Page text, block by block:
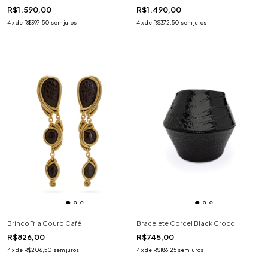
R$1.590,00
4 xde R$397,50 sem juros
R$1.490,00
4xde R$372,50 sem juros
Brinco Tria Couro Café
R$826,00
4 xde R$206,50 sem juros
Bracelete Corcel Black Croco
R$745,00
4xde R$186,25 sem juros